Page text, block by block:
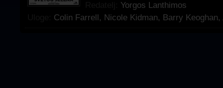
Yorgos Lanthimos
Colin Farrell, Nicole Kidman, Barry Keoghan,